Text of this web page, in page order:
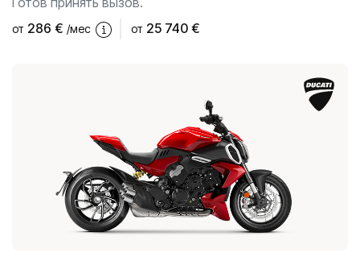
от 286 € /мес от 25 740 €